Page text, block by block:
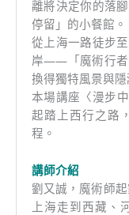
離將決定你的落
停留」的小餐館。
從上海一路徒步
岸——「魔術行者
換得獨特風景與
本場講座〈漫步
起踏上西行之路
程。
講師介紹
劉又誠，魔術師
上海走到西藏、